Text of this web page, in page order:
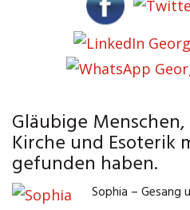
Gläubige
Kirche und Esoterik
gefunden haben.
Sophia – Gesang